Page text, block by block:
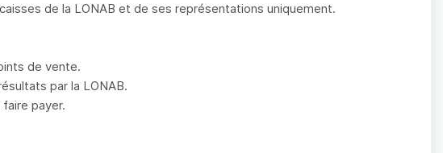
de la LONAB et de ses représentations uniquement.
de vente.
par la LONAB.
payer.